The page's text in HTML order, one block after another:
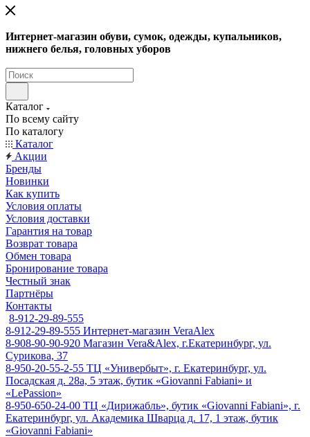
Интернет-магазин обуви, сумок, одежды, купальников,
нижнего белья, головных уборов
Каталог
По всему сайту
По каталогу
Каталог
Акции
Бренды
Новинки
Как купить
Условия оплаты
Условия доставки
Гарантия на товар
Возврат товара
Обмен товара
Бронирование товара
Честный знак
Партнёры
Контакты
8-912-29-89-555
8-912-29-89-555 Интернет-магазин VeraAlex
8-908-90-90-920 Магазин Vera&Alex, г.Екатеринбург, ул.
Сурикова, 37
8-950-20-55-2-55 ТЦ «Универбыт», г. Екатеринбург, ул.
Посадская д. 28а, 5 этаж, бутик «Giovanni Fabiani» и
«LePassion»
8-950-650-24-00 ТЦ «Дирижабль», бутик «Giovanni Fabiani», г.
Екатеринбург, ул. Академика Шварца д. 17, 1 этаж, бутик
«Giovanni Fabiani»